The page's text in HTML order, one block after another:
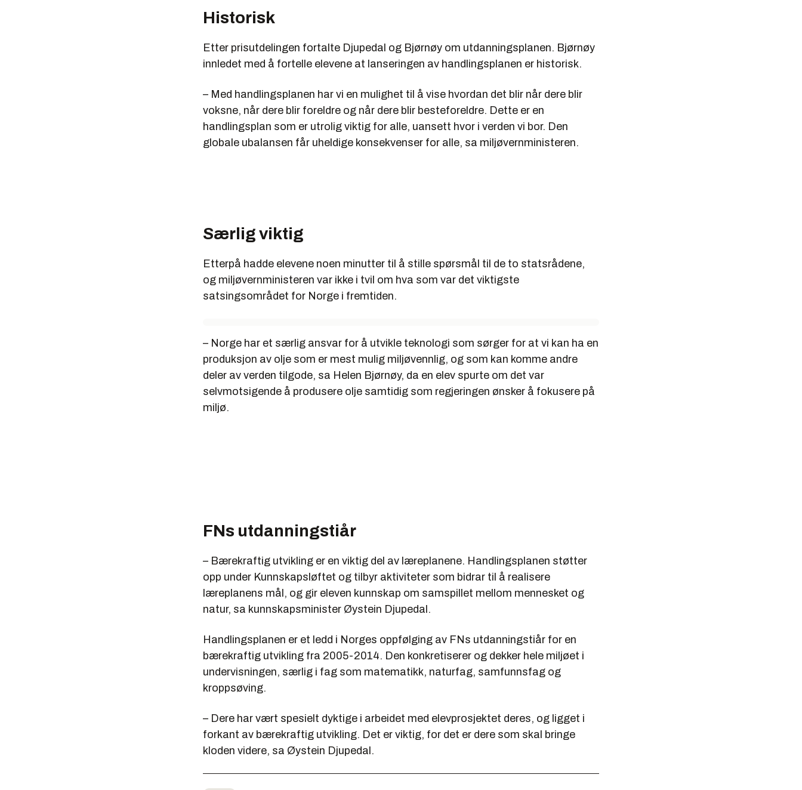
Historisk
Etter prisutdelingen fortalte Djupedal og Bjørnøy om utdanningsplanen. Bjørnøy
innledet med å fortelle elevene at lanseringen av handlingsplanen er historisk.
– Med handlingsplanen har vi en mulighet til å vise hvordan det blir når dere blir
voksne, når dere blir foreldre og når dere blir besteforeldre. Dette er en
handlingsplan som er utrolig viktig for alle, uansett hvor i verden vi bor. Den
globale ubalansen får uheldige konsekvenser for alle, sa miljøvernministeren.
Særlig viktig
Etterpå hadde elevene noen minutter til å stille spørsmål til de to statsrådene,
og miljøvernministeren var ikke i tvil om hva som var det viktigste
satsingsområdet for Norge i fremtiden.
– Norge har et særlig ansvar for å utvikle teknologi som sørger for at vi kan ha en
produksjon av olje som er mest mulig miljøvennlig, og som kan komme andre
deler av verden tilgode, sa Helen Bjørnøy, da en elev spurte om det var
selvmotsigende å produsere olje samtidig som regjeringen ønsker å fokusere på
miljø.
FNs utdanningstiår
– Bærekraftig utvikling er en viktig del av læreplanene. Handlingsplanen støtter
opp under Kunnskapsløftet og tilbyr aktiviteter som bidrar til å realisere
læreplanens mål, og gir eleven kunnskap om samspillet mellom mennesket og
natur, sa kunnskapsminister Øystein Djupedal.
Handlingsplanen er et ledd i Norges oppfølging av FNs utdanningstiår for en
bærekraftig utvikling fra 2005-2014. Den konkretiserer og dekker hele miljøet i
undervisningen, særlig i fag som matematikk, naturfag, samfunnsfag og
kroppsøving.
– Dere har vært spesielt dyktige i arbeidet med elevprosjektet deres, og ligget i
forkant av bærekraftig utvikling. Det er viktig, for det er dere som skal bringe
kloden videre, sa Øystein Djupedal.